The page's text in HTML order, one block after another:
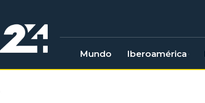
Mundo Iberoamérica